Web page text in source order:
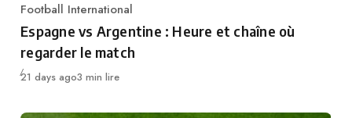
Category
Football International
Espagne vs Argentine : Heure et chaîne où
regarder le match
Publié
21 days ago3 min lire